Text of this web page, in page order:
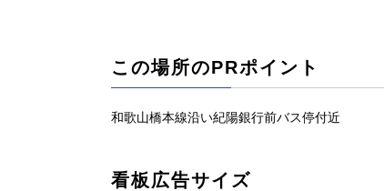
この場所のPRポイント
和歌山橋本線沿い紀陽銀行前バス停付近
看板広告サイズ